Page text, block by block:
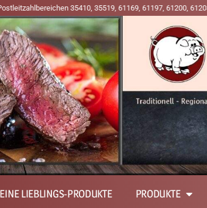
35410, 35519, 61169, 61197, 61200, 61203, 61209,
LIEBLINGS-PRODUKTE PRODUKTE